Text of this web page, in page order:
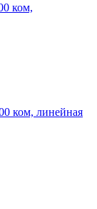
ком,
ком, линейная